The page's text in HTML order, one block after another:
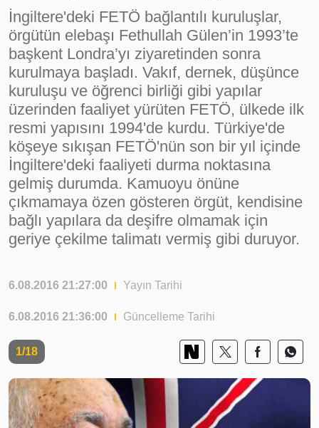
İngiltere'deki FETÖ bağlantılı kuruluşlar,
örgütün elebaşı Fethullah Gülen’in 1993’te
başkent Londra’yı ziyaretinden sonra
kurulmaya başladı. Vakıf, dernek, düşünce
kuruluşu ve öğrenci birliği gibi yapılar
üzerinden faaliyet yürüten FETÖ, ülkede ilk
resmi yapısını 1994'de kurdu. Türkiye'de
köşeye sıkışan FETÖ'nün son bir yıl içinde
İngiltere'deki faaliyeti durma noktasına
gelmiş durumda. Kamuoyu önüne
çıkmamaya özen gösteren örgüt, kendisine
bağlı yapılara da deşifre olmamak için
geriye çekilme talimatı vermiş gibi duruyor.
6.08.2016 21:27:00 Yayın Tarihi
6.08.2016 21:36:00 Güncelleme Tarihi
1/18